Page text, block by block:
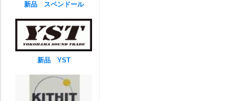
新品 スペンドール
新品 YST